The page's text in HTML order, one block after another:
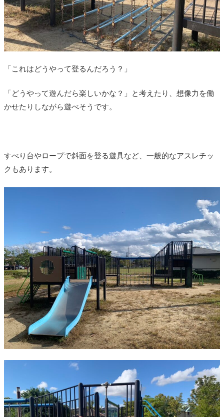
「これはどうやって登るんだろう？」
「どうやって遊んだら楽しいかな？」と考えたり、想像力を働
かせたりしながら遊べそうです。
すべり台やロープで斜面を登る遊具など、一般的なアスレチッ
クもあります。